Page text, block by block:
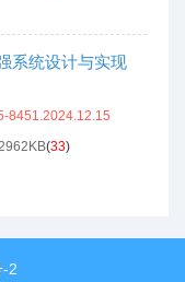
系统设计与实现
8451.2024.12.15
2962KB(33)
2